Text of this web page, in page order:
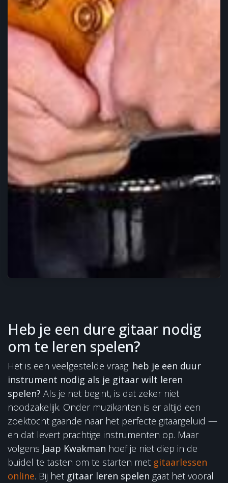
Heb je een dure gitaar nodig
om te leren spelen?
Het is een veelgestelde vraag: heb je een duur
instrument nodig als je gitaar wilt leren
spelen? Als je net begint, is dat zeker niet
noodzakelijk. Onder muzikanten is er altijd een
zoektocht gaande naar het perfecte gitaargeluid —
en dat levert prachtige instrumenten op. Maar
volgens Jaap Kwakman hoef je niet diep in de
buidel te tasten om te starten met gitaarlessen
online. Bij het gitaar leren spelen gaat het vooral